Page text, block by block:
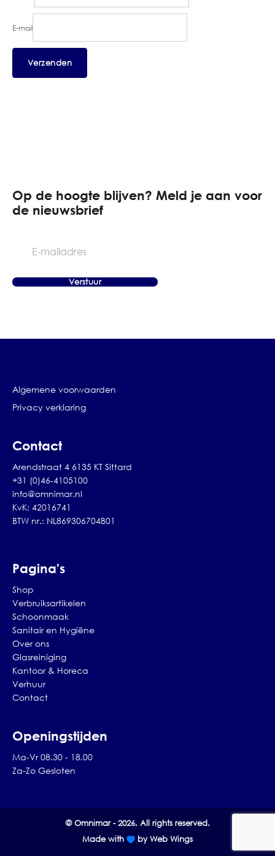
E-mail
Op de hoogte blijven? Meld je aan voor
de nieuwsbrief
mailadres
Verstuur
Algemene voorwaarden
Privacy verklaring
Contact
Arendstraat 4 6135 KT Sittard
+31 (0)46-4105100
info@omnimar.nl
KvK: 42016741
BTW nr.: NL869306704B01
Pagina's
Shop
Verbruiksartikelen
Schoonmaak
Sanitair en Hygiëne
Over ons
Glasreiniging
Kantoor & Horeca
Verhuur
Contact
Openingstijden
Ma-Vr 08.30 - 18.00
Za-Zo Gesloten
© Omnimar - 2026. All rights reserved.
Made with
by Web Wings